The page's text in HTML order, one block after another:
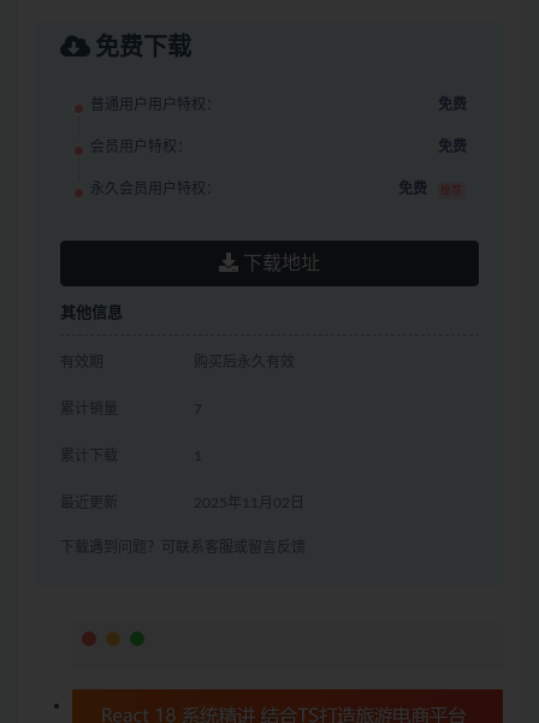
免费下载
普通用户用户特权： 免费
会员用户特权： 免费
永久会员用户特权： 免费 推荐
下载地址
其他信息
有效期 购买后永久有效
累计销量 7
累计下载 1
最近更新 2025年11月02日
下载遇到问题？可联系客服或留言反馈